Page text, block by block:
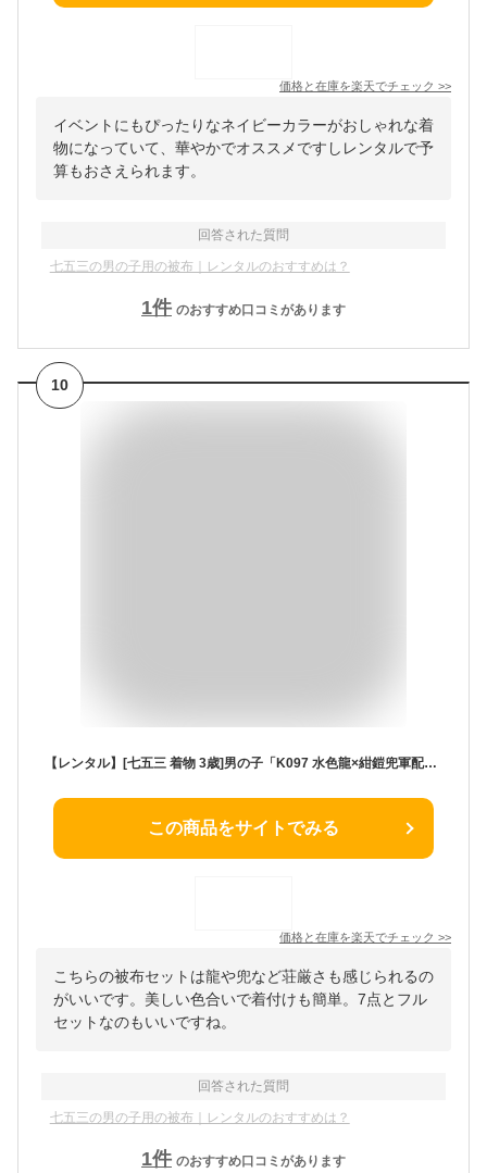
価格と在庫を楽天でチェック >>
イベントにもぴったりなネイビーカラーがおしゃれな着
物になっていて、華やかでオススメですしレンタルで予
算もおさえられます。
回答された質問
七五三の男の子用の被布｜レンタルのおすすめは？
1件 のおすすめ口コミがあります
10
【レンタル】[七五三 着物 3歳]男の子「K097 水色龍×紺鎧兜軍配」 男の子 七五三レンタル 3歳 男児 被布 三歳 子供 きものレンタル
この商品をサイトでみる
価格と在庫を楽天でチェック >>
こちらの被布セットは龍や兜など荘厳さも感じられるの
がいいです。美しい色合いで着付けも簡単。7点とフル
セットなのもいいですね。
回答された質問
七五三の男の子用の被布｜レンタルのおすすめは？
1件 のおすすめ口コミがあります